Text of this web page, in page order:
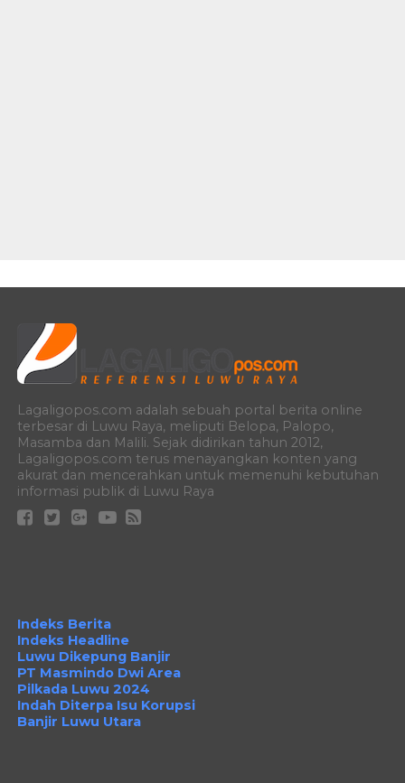
Lagaligopos.com adalah sebuah portal berita online
terbesar di Luwu Raya, meliputi Belopa, Palopo,
Masamba dan Malili. Sejak didirikan tahun 2012,
Lagaligopos.com terus menayangkan konten yang
akurat dan mencerahkan untuk memenuhi kebutuhan
informasi publik di Luwu Raya
Indeks Berita
Indeks Headline
Luwu Dikepung Banjir
PT Masmindo Dwi Area
Pilkada Luwu 2024
Indah Diterpa Isu Korupsi
Banjir Luwu Utara